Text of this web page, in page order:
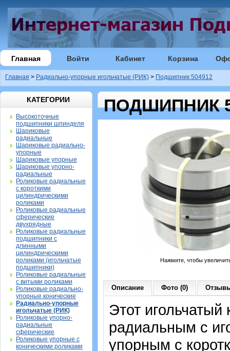
Главная Войти Кабинет Корзина
Главная > Радиально-упорные игольчатые (РИК) > Подшипник 504912
КАТЕГОРИИ
Высокоточные
подшипники шпинделя
Шариковые
радиальные
Шариковые радиально-
упорные
Шариковые упорные
Шариковые упорно-
радиальные
Роликовые радиальные
с короткими
цилиндрическими
роликами
Роликовые радиальные
сферические
двухрядные
Роликовые радиальные
подшипники с
длинными
цилиндрическими
роликами (игольчатые
подшипники)
Роликовые радиальные
с витыми роликами
Роликовые радиально-
упорные конические
Радиально-упорные
игольчатые (РИК)
Роликовые упорно-
радиальные
сферические
Роликовые упорные с
коническими роликами
ПОДШИПНИК
Нажмите, чтобы
Описание Фото (0)
Этот
радиальным с
упорным с